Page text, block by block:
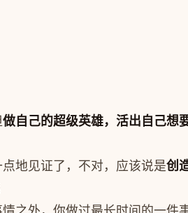
做自己的超级英雄，活出自己想
地见证了，不对，应该说是创